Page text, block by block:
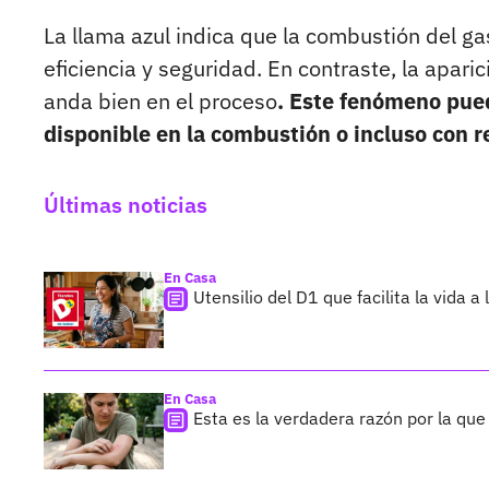
La llama azul indica que la combustión del
eficiencia y seguridad. En contraste, la
anda bien en el proceso. Este fenómeno
disponible en la combustión o incluso con
Últimas noticias
En Casa
Utensilio del D1 que facilita la vida
En Casa
Esta es la verdadera razón por la